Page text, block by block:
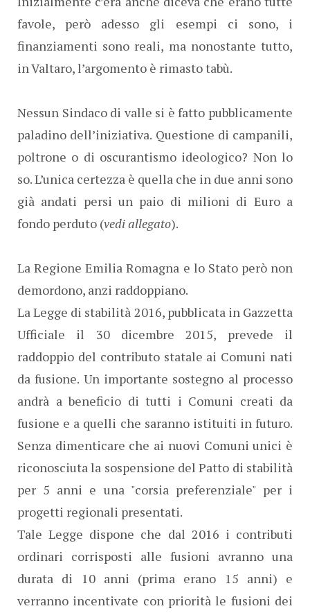
favole, però adesso gli esempi ci sono, i
finanziamenti sono reali, ma nonostante tutto,
in Valtaro, l’argomento è rimasto tabù.
Nessun Sindaco di valle si è fatto pubblicamente
paladino dell’iniziativa. Questione di campanili,
poltrone o di oscurantismo ideologico? Non lo
so. L’unica certezza è quella che in due anni sono
già andati persi un paio di milioni di Euro a
fondo perduto (vedi allegato).
La Regione Emilia Romagna e lo Stato però non
demordono, anzi raddoppiano.
La Legge di stabilità 2016, pubblicata in Gazzetta
Ufficiale il 30 dicembre 2015, prevede il
raddoppio del contributo statale ai Comuni nati
da fusione. Un importante sostegno al processo
andrà a beneficio di tutti i Comuni creati da
fusione e a quelli che saranno istituiti in futuro.
Senza dimenticare che ai nuovi Comuni unici è
riconosciuta la sospensione del Patto di stabilità
per 5 anni e una "corsia preferenziale" per i
progetti regionali presentati.
Tale Legge dispone che dal 2016 i contributi
ordinari corrisposti alle fusioni avranno una
durata di 10 anni (prima erano 15 anni) e
verranno incentivate con priorità le fusioni dei